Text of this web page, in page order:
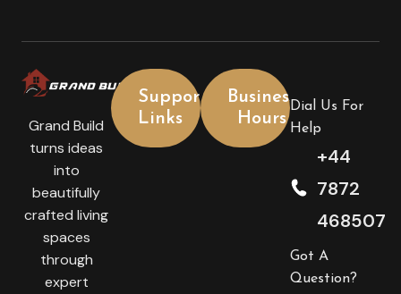
Grand Build
turns ideas
into
beautifully
crafted living
spaces
through
expert
Support
Links
Business
Hours
Dial Us For
Help
+44
7872
468507
Got A
Question?